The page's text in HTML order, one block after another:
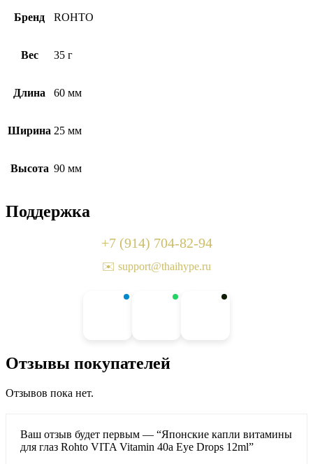
Бренд ROHTO
Вес 35 г
Длина 60 мм
Ширина 25 мм
Высота 90 мм
Поддержка
+7 (914) 704-82-94
✉️ support@thaihype.ru
Отзывы покупателей
Отзывов пока нет.
Ваш отзыв будет первым — “Японские капли витамины
для глаз Rohto VITA Vitamin 40a Eye Drops 12ml”